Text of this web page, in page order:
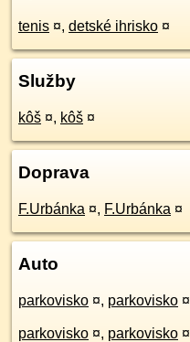
tenis ¤, detské ihrisko ¤
Služby
kôš ¤, kôš ¤
Doprava
F.Urbánka ¤, F.Urbánka ¤
Auto
parkovisko ¤, parkovisko ¤
parkovisko ¤, parkovisko ¤